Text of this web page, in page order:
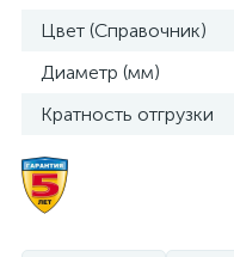
Цвет (Справочник)
Диаметр (мм)
Кратность отгрузки